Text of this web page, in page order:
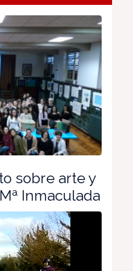
sobre arte y
Inmaculada